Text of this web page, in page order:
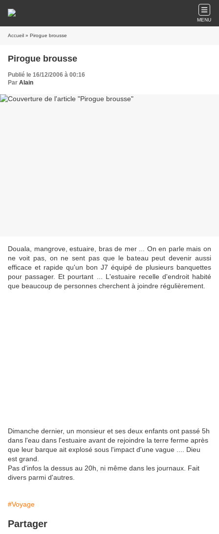
MENU
Accueil » Pirogue brousse
Pirogue brousse
Publié le 16/12/2006 à 00:16
Par Alain
Douala, mangrove, estuaire, bras de mer ... On en parle mais on
ne voit pas, on ne sent pas que le bateau peut devenir aussi
efficace et rapide qu'un bon J7 équipé de plusieurs banquettes
pour passager. Et pourtant ... L'estuaire recelle d'endroit habité
que beaucoup de personnes cherchent à joindre régulièrement.
Dimanche dernier, un monsieur et ses deux enfants ont passé 5h
dans l'eau dans l'estuaire avant de rejoindre la terre ferme après
que leur barque ait explosé sous l'impact d'une vague .... Dieu
est grand.
Pas d'infos la dessus au 20h, ni même dans les journaux. Fait
divers parmi d'autres.
#Voyage
Partager